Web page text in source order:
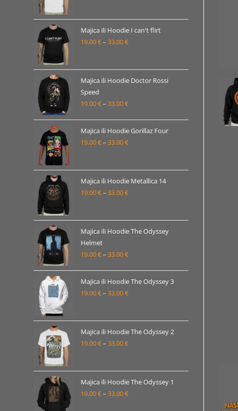
od
19.00 €
do
Majica ili Hoodie I can't flirt
19.00€– 33.00€Raspon
od
19.00 €
33.00 €
Majica ili Hoodie Doctor Rossi
Speed
19.00€– 33.00€Raspon
od
19.00 €
Majica ili Hoodie Gorillaz Four
19.00€– 33.00€Raspon
od
19.00 €
do
Majica ili Hoodie Metallica 14
19.00€– 33.00€Raspon
od
19.00 €
33.00 €
Majica ili Hoodie The Odyssey
Helmet
19.00€– 33.00€Raspon
od
19.00 €
Majica ili Hoodie The Odyssey 3
19.00€– 33.00€Raspon
od
19.00 €
do
Majica ili Hoodie The Odyssey 2
19.00€– 33.00€Raspon
od
19.00 €
do
Majica ili Hoodie The Odyssey 1
19.00€– 33.00€Raspon